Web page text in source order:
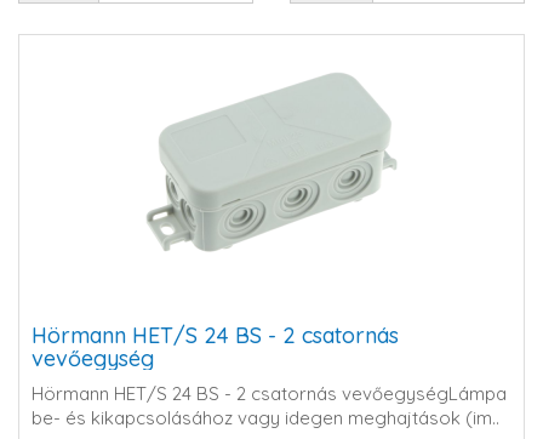
Hörmann HET/S 24 BS - 2 csatornás
vevőegység
Hörmann HET/S 24 BS - 2 csatornás vevőegységLámpa
be- és kikapcsolásához vagy idegen meghajtások (im..